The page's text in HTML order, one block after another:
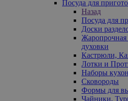
Посуда для
Назад
Посуда для
Доски
духовки
Кастрюли,
Лотки и
Наборы
Сковороды
Формы для
Чайники,